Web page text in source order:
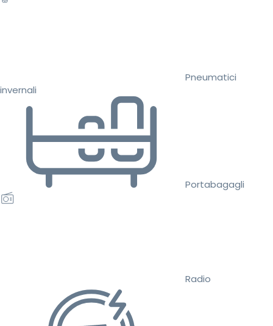
Pneumatici
invernali
Portabagagli
Radio